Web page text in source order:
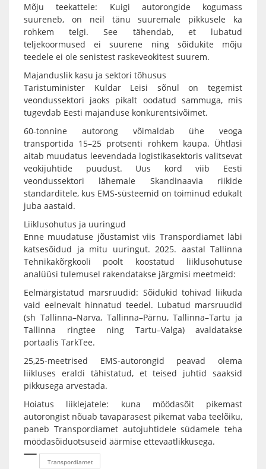
Mõju teekattele: Kuigi autorongide kogumass
suureneb, on neil tänu suuremale pikkusele ka
rohkem telgi. See tähendab, et lubatud
teljekoormused ei suurene ning sõidukite mõju
teedele ei ole senistest raskeveokitest suurem.
Majanduslik kasu ja sektori tõhusus
Taristuminister Kuldar Leisi sõnul on tegemist
veondussektori jaoks pikalt oodatud sammuga, mis
tugevdab Eesti majanduse konkurentsivõimet.
60-tonnine autorong võimaldab ühe veoga
transportida 15–25 protsenti rohkem kaupa. Ühtlasi
aitab muudatus leevendada logistikasektoris valitsevat
veokijuhtide puudust. Uus kord viib Eesti
veondussektori lähemale Skandinaavia riikide
standarditele, kus EMS-süsteemid on toiminud edukalt
juba aastaid.
Liiklusohutus ja uuringud
Enne muudatuse jõustamist viis Transpordiamet läbi
katsesõidud ja mitu uuringut. 2025. aastal Tallinna
Tehnikakõrgkooli poolt koostatud liiklusohutuse
analüüsi tulemusel rakendatakse järgmisi meetmeid:
Eelmärgistatud marsruudid: Sõidukid tohivad liikuda
vaid eelnevalt hinnatud teedel. Lubatud marsruudid
(sh Tallinna–Narva, Tallinna–Pärnu, Tallinna–Tartu ja
Tallinna ringtee ning Tartu–Valga) avaldatakse
portaalis TarkTee.
25,25-meetrised EMS-autorongid peavad olema
liikluses eraldi tähistatud, et teised juhtid saaksid
pikkusega arvestada.
Hoiatus liiklejatele: kuna möödasõit pikemast
autorongist nõuab tavapärasest pikemat vaba teelõiku,
paneb Transpordiamet autojuhtidele südamele teha
möödasõiduotsuseid äärmise ettevaatlikkusega.
Transpordiamet